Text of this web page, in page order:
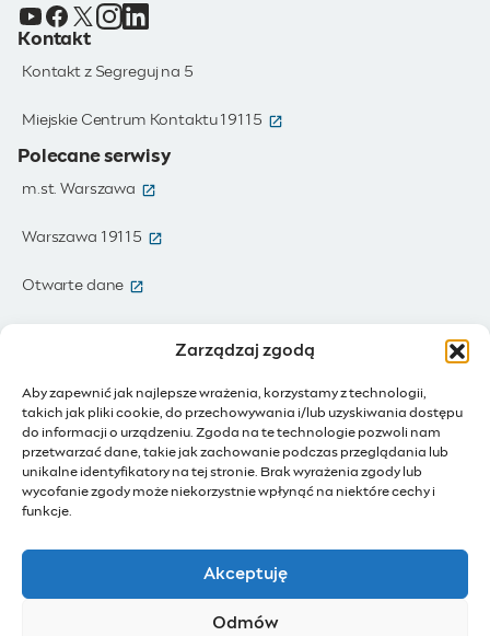
Zarządzaj zgodą
Aby zapewnić jak najlepsze wrażenia, korzystamy z technologii,
takich jak pliki cookie, do przechowywania i/lub uzyskiwania dostępu
do informacji o urządzeniu. Zgoda na te technologie pozwoli nam
przetwarzać dane, takie jak zachowanie podczas przeglądania lub
unikalne identyfikatory na tej stronie. Brak wyrażenia zgody lub
wycofanie zgody może niekorzystnie wpłynąć na niektóre cechy i
funkcje.
Akceptuję
Odmów
Kontakt
Kontakt z Segreguj na 5
Miejskie Centrum Kontaktu 19115 (otwiera się w nowym oknie)
Polecane serwisy
m.st. Warszawa (otwiera się w nowym oknie)
Warszawa 19115 (otwiera się w nowym oknie)
Otwarte dane
IoT - Internet rzeczy (otwiera się w nowym oknie)
BIP - Biuletyn Informacji Publicznej (otwiera się w nowym oknie)
Działam dla Warszawy
Budżet Obywatelski (otwiera się w nowym oknie)
Konsultacje społeczne